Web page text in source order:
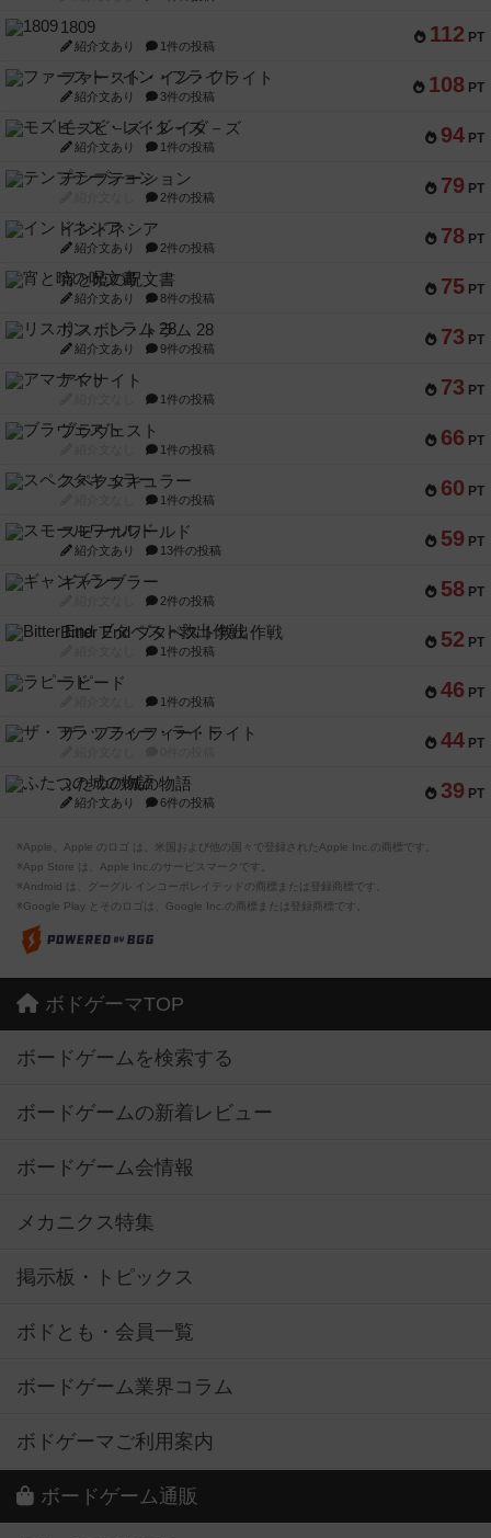
112 PT
1809
紹介文あり 1件の投稿
108 PT
ファースト・イン・フライト
紹介文あり 3件の投稿
94 PT
モズビ－ズ・レイダ－ズ
紹介文あり 1件の投稿
79 PT
テンプテーション
2件の投稿
78 PT
インドネシア
紹介文あり 2件の投稿
75 PT
宵と暁の呪文書
紹介文あり 8件の投稿
73 PT
リスボン・トラム 28
紹介文あり 9件の投稿
73 PT
アマナイト
1件の投稿
66 PT
ブラヴェスト
1件の投稿
60 PT
スペクタキュラー
1件の投稿
59 PT
スモールワールド
紹介文あり 13件の投稿
58 PT
ギャンブラー
2件の投稿
52 PT
Bitter End ブタペスト救出作戦
1件の投稿
46 PT
ラピード
1件の投稿
44 PT
ザ・フラッフィー・ライト
39 PT
ふたつの城の物語
紹介文あり 6件の投稿
※Apple、Apple のロゴ は、米国および他の国々で登録されたApple Inc.の商標です。
※App Store は、Apple Inc.のサービスマークです。
※Android は、グーグル インコーポレイテッドの商標または登録商標です。
※Google Play とそのロゴは、Google Inc.の商標または登録商標です。
ボドゲーマTOP
ボードゲームを検索する
ボードゲームの新着レビュー
ボードゲーム会情報
メカニクス特集
掲示板・トピックス
ボドとも・会員一覧
ボードゲーム業界コラム
ボドゲーマご利用案内
ボードゲーム通販